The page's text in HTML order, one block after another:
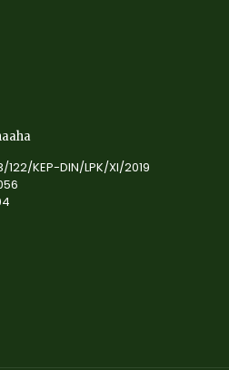
KEP-DIN/LPK/XI/2019